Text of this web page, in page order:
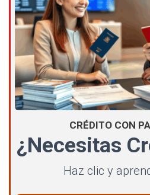
CRÉDITO CON
¿Necesitas
Haz clic y